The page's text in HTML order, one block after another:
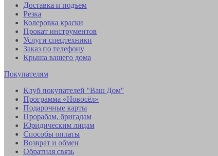
Доставка и подъем
Резка
Колеровка краски
Прокат инструментов
Услуги спецтехники
Заказ по телефону
Крыша вашего дома
Покупателям
Клуб покупателей "Ваш Дом"
Программа «Новосёл»
Подарочные карты
Прорабам, бригадам
Юридическим лицам
Способы оплаты
Возврат и обмен
Обратная связь